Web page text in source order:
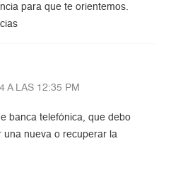
para que te orientemos.
A LAS 12:35 PM
banca telefónica, que debo
una nueva o recuperar la